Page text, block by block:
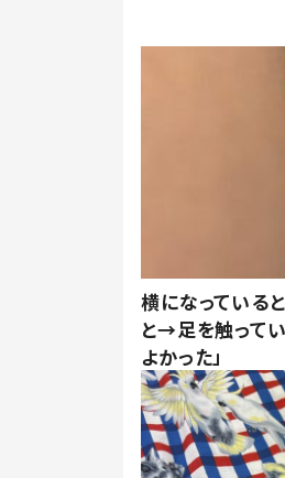
横になっている
と→足を触って
よかった」